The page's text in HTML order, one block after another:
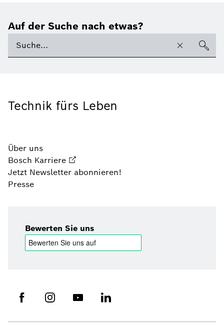
Auf der Suche nach etwas?
Technik fürs Leben
Über uns
Bosch Karriere
Jetzt Newsletter abonnieren!
Presse
Bewerten Sie uns